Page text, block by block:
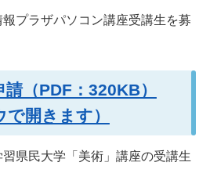
プラザパソコン講座受講生を募
（PDF：320KB）
で開きます）
県民大学「美術」講座の受講生